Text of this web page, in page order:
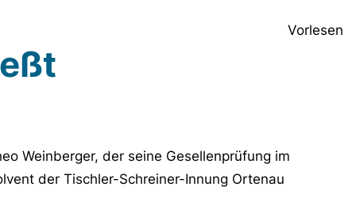
Vorlesen
Weinberger, der seine Gesellenprüfung im
der Tischler-Schreiner-Innung Ortenau